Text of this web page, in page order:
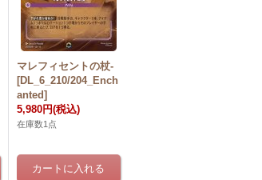
マレフィセントの杖-
[DL_6_210/204_Ench
anted]
5,980円(税込)
在庫数1点